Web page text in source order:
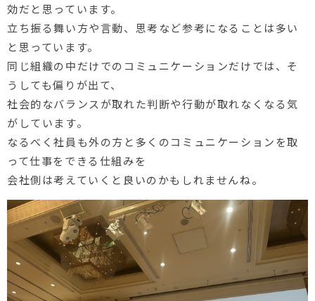
効だと思っています。
立ち振る舞い方や言動、思考など参考になることは多い
と思っています。
同じ組織の中だけでのコミュニケーションだけでは、そ
うしても偏りが出て、
社会的なバランスが取れた判断や行動が取れなくなる気
がしています。
なるべく社員も外の方と多くのコミュニケーションを取
って仕事をできる仕組みを
会社側は考えていくと良いのかもしれませんね。